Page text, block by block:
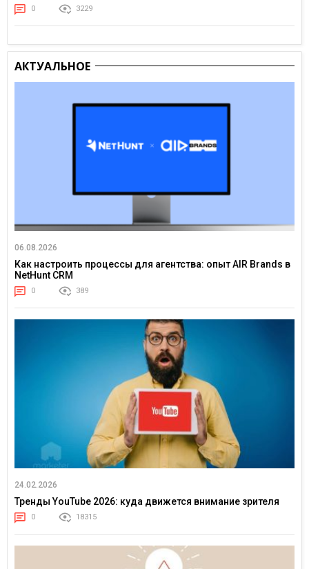
0 3229
АКТУАЛЬНОЕ
06.08.2026
Как настроить процессы для агентства: опыт AIR Brands в
NetHunt CRM
0 389
24.02.2026
Тренды YouTube 2026: куда движется внимание зрителя
0 18315